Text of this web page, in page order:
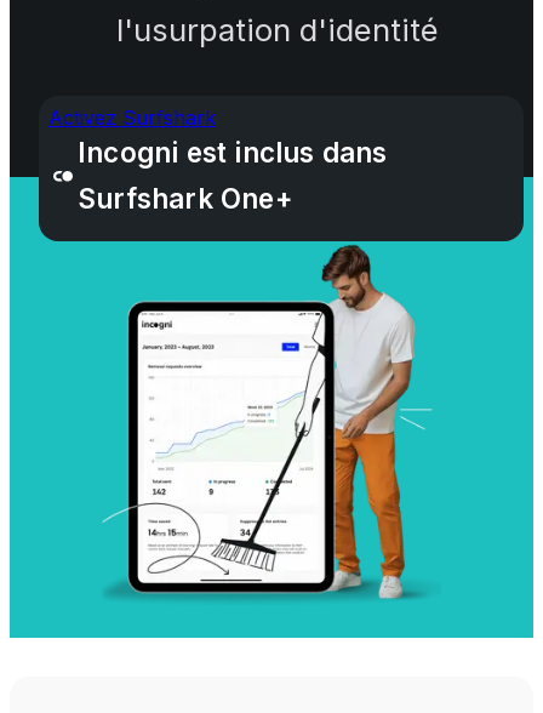
l'usurpation d'identité
Activez Surfshark
Incogni est inclus dans
Surfshark One+